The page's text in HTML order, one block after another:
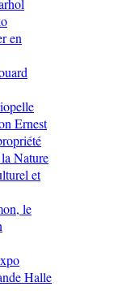
en
Ernest
Nature
et
le
Halle